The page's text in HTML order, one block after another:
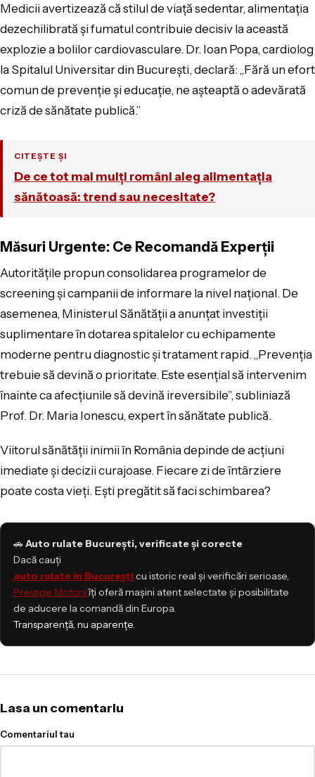
Medicii avertizează că stilul de viață sedentar, alimentația
dezechilibrată și fumatul contribuie decisiv la această
explozie a bolilor cardiovasculare. Dr. Ioan Popa, cardiolog
la Spitalul Universitar din București, declară: „Fără un efort
comun de prevenție și educație, ne așteaptă o adevărată
criză de sănătate publică.”
CITEȘTE ȘI
De ce tot mai mulți români aleg alimentația
sănătoasă: trend sau necesitate?
Măsuri Urgente: Ce Recomandă Experții
Autoritățile propun consolidarea programelor de
screening și campanii de informare la nivel național. De
asemenea, Ministerul Sănătății a anunțat investiții
suplimentare în dotarea spitalelor cu echipamente
moderne pentru diagnostic și tratament rapid. „Prevenția
trebuie să devină o prioritate. Este esențial să intervenim
înainte ca afecțiunile să devină ireversibile”, subliniază
Prof. Dr. Maria Ionescu, expert în sănătate publică.
Viitorul sănătății inimii în România depinde de acțiuni
imediate și decizii curajoase. Fiecare zi de întârziere
poate costa vieți. Ești pregătit să faci schimbarea?
🚗Auto rulate București, verificate și corecte
Dacă cauți
auto rulate în Bucureșticu istoric real și verificări serioase,
Prestige Motorsîți oferă mașini atent selectate și posibilitate
de aducere la comandă din Europa.
Transparență, nu aparențe.
Lasa un comentariu
Comentariul tau